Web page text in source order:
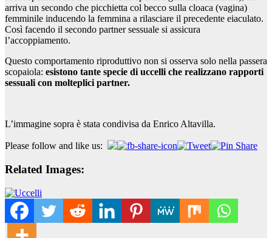
arriva un secondo che picchietta col becco sulla cloaca (vagina)
femminile inducendo la femmina a rilasciare il precedente eiaculato.
Così facendo il secondo partner sessuale si assicura
l’accoppiamento.
Questo comportamento riproduttivo non si osserva solo nella passera
scopaiola: esistono tante specie di uccelli che realizzano rapporti
sessuali con molteplici partner.
L’immagine sopra è stata condivisa da Enrico Altavilla.
Please follow and like us:
Related Images: